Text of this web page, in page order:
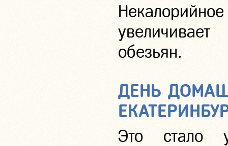
обезьян.
ДЕНЬ
Это стало